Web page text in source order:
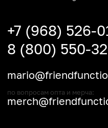
+7 (968) 526-
8 (800) 550-
по вопросам опта и мерча: